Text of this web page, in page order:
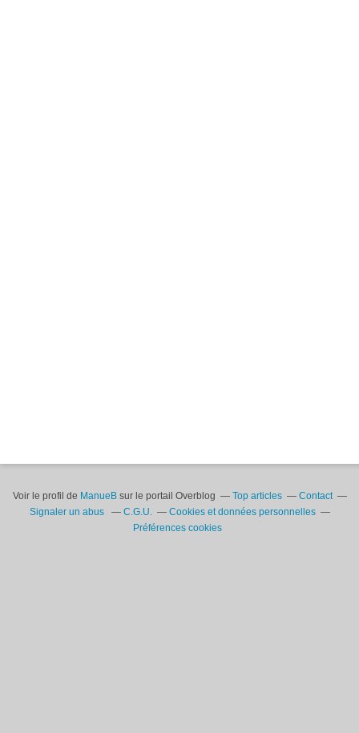
Voir le profil de ManueBsur le portail Overblog Top articles
Contact
Signaler un abus
C.G.U.
Cookies et données personnelles
Préférences cookies